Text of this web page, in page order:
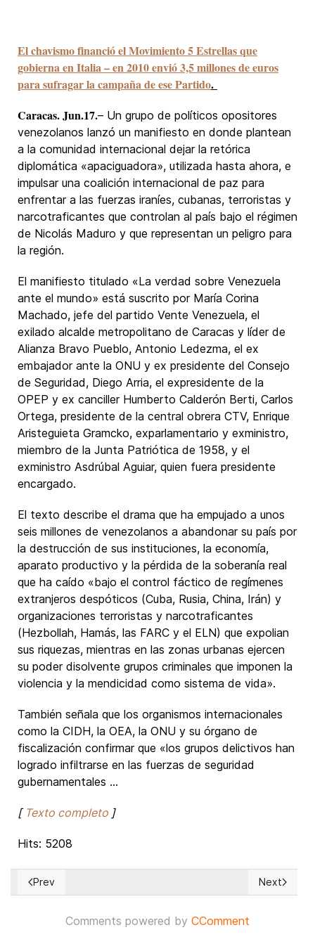
El chavismo financió el Movimiento 5 Estrellas que
gobierna en Italia – en 2010 envió 3,5 millones de euros
para sufragar la campaña de ese Partido.
Caracas. Jun.17.– Un grupo de políticos opositores
venezolanos lanzó un manifiesto en donde plantean
a la comunidad internacional dejar la retórica
diplomática «apaciguadora», utilizada hasta ahora, e
impulsar una coalición internacional de paz para
enfrentar a las fuerzas iraníes, cubanas, terroristas y
narcotraficantes que controlan al país bajo el régimen
de Nicolás Maduro y que representan un peligro para
la región.
El manifiesto titulado «La verdad sobre Venezuela
ante el mundo» está suscrito por María Corina
Machado, jefe del partido Vente Venezuela, el
exilado alcalde metropolitano de Caracas y líder de
Alianza Bravo Pueblo, Antonio Ledezma, el ex
embajador ante la ONU y ex presidente del Consejo
de Seguridad, Diego Arria, el expresidente de la
OPEP y ex canciller Humberto Calderón Berti, Carlos
Ortega, presidente de la central obrera CTV, Enrique
Aristeguieta Gramcko, exparlamentario y exministro,
miembro de la Junta Patriótica de 1958, y el
exministro Asdrúbal Aguiar, quien fuera presidente
encargado.
El texto describe el drama que ha empujado a unos
seis millones de venezolanos a abandonar su país por
la destrucción de sus instituciones, la economía,
aparato productivo y la pérdida de la soberanía real
que ha caído «bajo el control fáctico de regímenes
extranjeros despóticos (Cuba, Rusia, China, Irán) y
organizaciones terroristas y narcotraficantes
(Hezbollah, Hamás, las FARC y el ELN) que expolian
sus riquezas, mientras en las zonas urbanas ejercen
su poder disolvente grupos criminales que imponen la
violencia y la mendicidad como sistema de vida».
También señala que los organismos internacionales
como la CIDH, la OEA, la ONU y su órgano de
fiscalización confirmar que «los grupos delictivos han
logrado infiltrarse en las fuerzas de seguridad
gubernamentales ...
[ Texto completo ]
Hits: 5208
Previous article: La dictadura de Maduro arremete contra
Prev Next
Next
Comments powered by CComment